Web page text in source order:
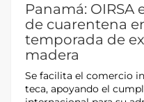
Panamá:
de cuarentena
temporada de
madera
Se facilita el comercio
teca, apoyando el